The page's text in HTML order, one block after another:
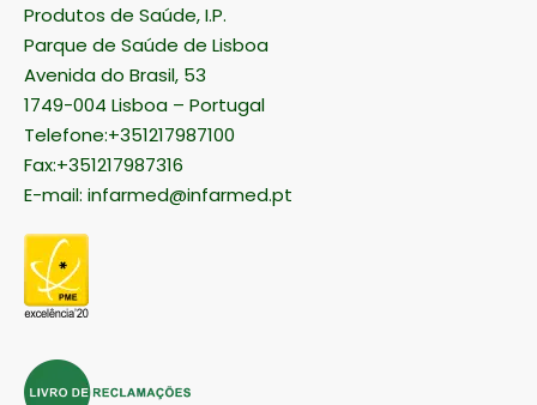
Produtos de Saúde, I.P.
Parque de Saúde de Lisboa
Avenida do Brasil, 53
1749-004 Lisboa – Portugal
Telefone:+351217987100
Fax:+351217987316
E-mail: infarmed@infarmed.pt